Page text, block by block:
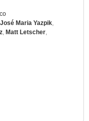
José Maria Yazpik
Matt Letscher